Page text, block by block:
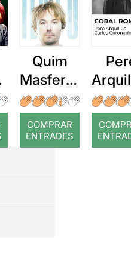
Quim
Masferre
r: Temps
COMPRAR
ENTRADES
: